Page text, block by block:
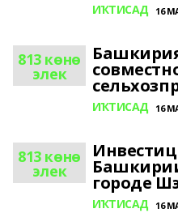
ИҠТИСАД 16
813 көнө
элек
ИҠТИСАД 16
813 көнө
элек
городе
ИҠТИСАД 16